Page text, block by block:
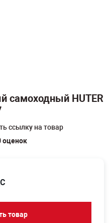
самоходный HUTER
оценок
товар